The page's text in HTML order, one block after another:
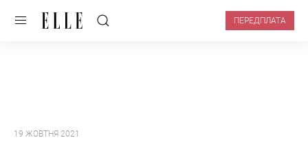
ПЕРЕДПЛАТА
19 ЖОВТНЯ 2021